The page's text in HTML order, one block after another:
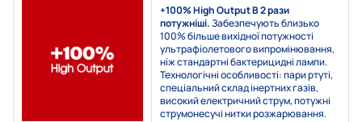
+100% High OutputВ 2 рази
потужніші.Забезпечують близько
100% більше вихідної потужності
ультрафіолетового випромінювання,
ніж стандартні бактерицидні лампи.
Технологічні особливості: пари ртуті,
спеціальний склад інертних газів,
високий електричний струм, потужні
струмонесучі нитки розжарювання.